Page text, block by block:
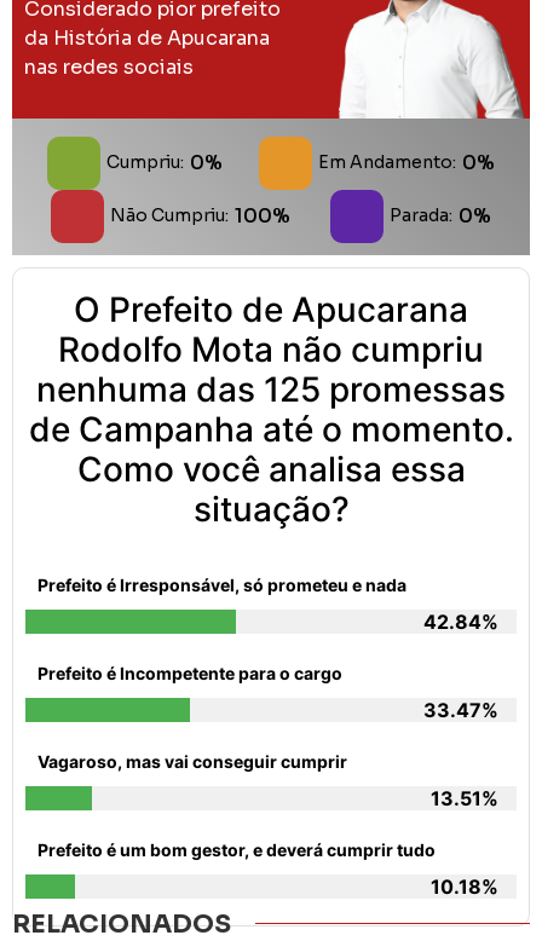
Considerado pior prefeito
da História de Apucarana
nas redes sociais
Cumpriu: 0% Em Andamento: 0%
Não Cumpriu: 100% Parada: 0%
O Prefeito de Apucarana
Rodolfo Mota não cumpriu
nenhuma das 125 promessas
de Campanha até o momento.
Como você analisa essa
situação?
Prefeito é Irresponsável, só prometeu e nada
42.84%
Prefeito é Incompetente para o cargo
33.47%
Vagaroso, mas vai conseguir cumprir
13.51%
Prefeito é um bom gestor, e deverá cumprir tudo
10.18%
RELACIONADOS